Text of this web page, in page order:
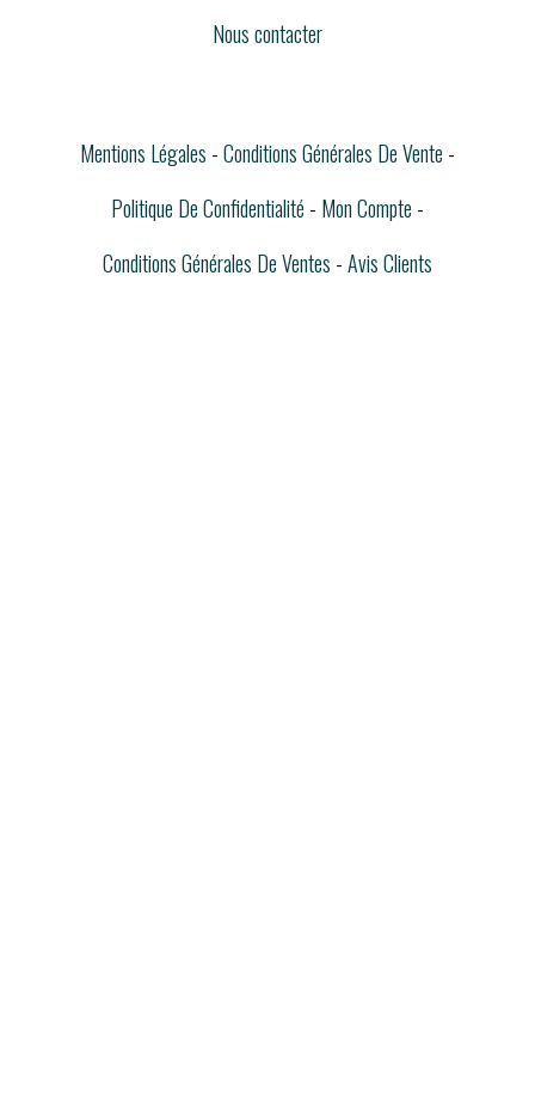
Nous contacter
Mentions Légales Conditions Générales De Vente
Politique De Confidentialité
Mon Compte
Conditions Générales De Ventes Avis Clients